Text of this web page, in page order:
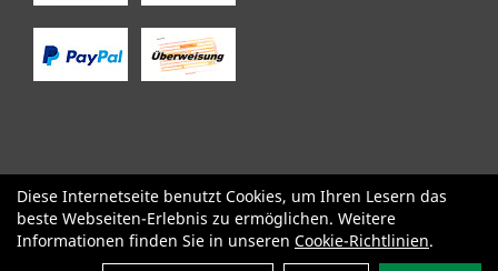
SALE Specialized Factor Cervélo BMC Orbea
Yeti
Pinarello
OPEN Kids / BMX Komponenten
Bekleidung
Zubehör
Sale
Diese Internetseite benutzt Cookies, um Ihren Lesern das
beste Webseiten-Erlebnis zu ermöglichen. Weitere
Informationen finden Sie in unseren Cookie-Richtlinien.